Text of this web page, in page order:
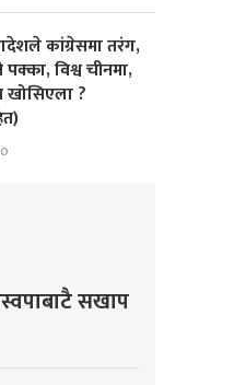
कांग्रेसमा तरंग,
विश्व चीनमा,
?
सखाप